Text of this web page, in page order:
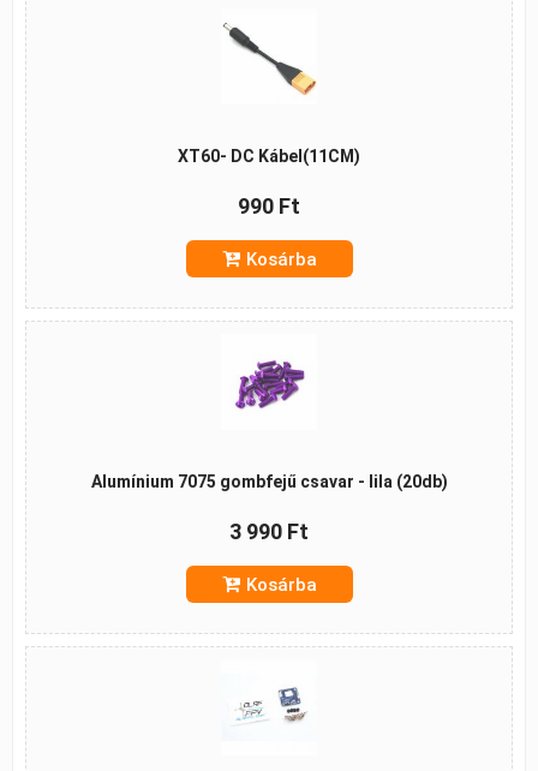
XT60- DC Kábel(11CM)
990 Ft
Kosárba
Alumínium 7075 gombfejű csavar - lila (20db)
3 990 Ft
Kosárba